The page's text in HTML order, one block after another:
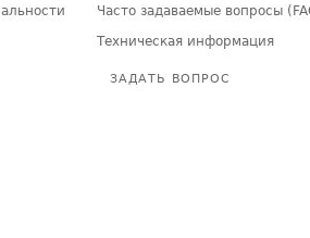
Часто задаваемые вопросы
Техническая информация
ЗАДАТЬ ВОПРОС